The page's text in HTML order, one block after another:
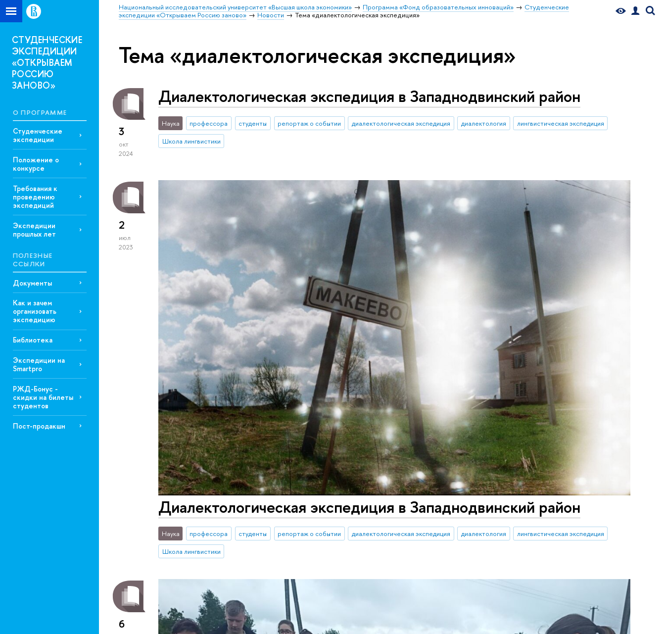
Национальный исследовательский университет «Высшая школа экономики» Программа «Фонд образовательных инноваций»
Студенческие
экспедиции «Открываем Россию заново»
Новости Тема «диалектологическая экспедиция»
СТУДЕНЧЕСКИЕ
ЭКСПЕДИЦИИ
«ОТКРЫВАЕМ
РОССИЮ
ЗАНОВО»
О ПРОГРАММЕ
Студенческие
экспедиции
Положение о
конкурсе
Требования к
проведению
экспедиций
Экспедиции
прошлых лет
ПОЛЕЗНЫЕ
ССЫЛКИ
Документы
Как и зачем
организовать
экспедицию
Библиотека
Экспедиции на
Smartpro
РЖД-Бонус -
скидки на билеты
студентов
Пост-продакшн
Тема «диалектологическая экспедиция»
3
окт
2024
Диалектологическая экспедиция в Западнодвинский район
Наука профессора студенты репортаж о событии диалектологическая экспедиция диалектология
лингвистическая экспедиция
Школа лингвистики
2
июл
2023
Диалектологическая экспедиция в Западнодвинский район
Наука профессора студенты репортаж о событии диалектологическая экспедиция диалектология
лингвистическая экспедиция
Школа лингвистики
6